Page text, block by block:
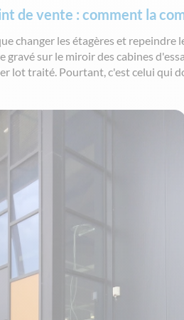
de vente : comment la
changer les étagères et
gravé sur le miroir des cabines
lot traité. Pourtant, c'est celui qui